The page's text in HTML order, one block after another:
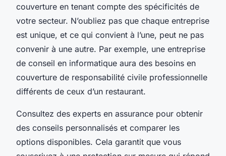
couverture en tenant compte des spécificités de
votre secteur. N’oubliez pas que chaque entreprise
est unique, et ce qui convient à l’une, peut ne pas
convenir à une autre. Par exemple, une entreprise
de conseil en informatique aura des besoins en
couverture de responsabilité civile professionnelle
différents de ceux d’un restaurant.
Consultez des experts en assurance pour obtenir
des conseils personnalisés et comparer les
options disponibles. Cela garantit que vous